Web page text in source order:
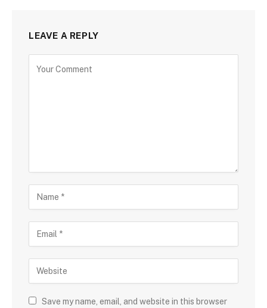
LEAVE A REPLY
Save my name, email, and website in this browser